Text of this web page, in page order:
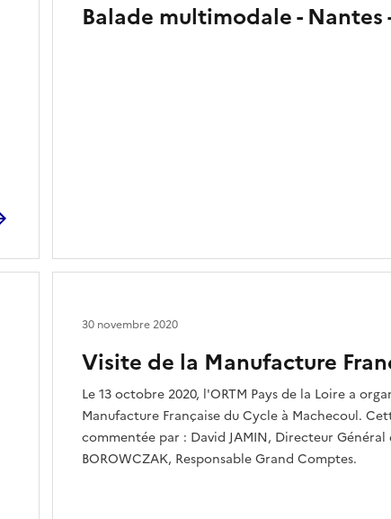
Balade multimodale - Nantes
Visite de la Manufacture
Le 13 octobre 2020, l'ORTM Pays de la Loire a
Manufacture Française du Cycle à Machecoul.
commentée par : David JAMIN, Directeur Général
BOROWCZAK, Responsable Grand Comptes.
30 novembre 2020